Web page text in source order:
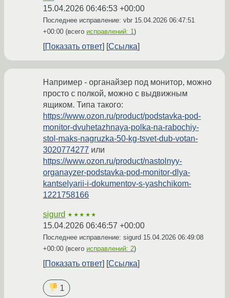
15.04.2026 06:46:53 +00:00
Последнее исправление: vbr 15.04.2026 06:47:51
+00:00 (всего исправлений: 1)
Показать ответ Ссылка
Например - органайзер под монитор, можно
просто с полкой, можно с выдвижным
ящиком. Типа такого:
https://www.ozon.ru/product/podstavka-pod-
monitor-dvuhetazhnaya-polka-na-rabochiy-
stol-maks-nagruzka-50-kg-tsvet-dub-votan-
3020774277 или
https://www.ozon.ru/product/nastolnyy-
organayzer-podstavka-pod-monitor-dlya-
kantselyarii-i-dokumentov-s-yashchikom-
1221758166
sigurd ★★★★★
15.04.2026 06:46:57 +00:00
Последнее исправление: sigurd 15.04.2026 06:49:08
+00:00 (всего исправлений: 2)
Показать ответ Ссылка
1